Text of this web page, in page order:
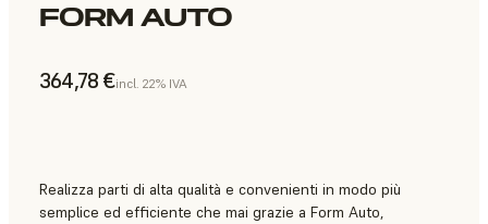
FORM AUTO
364,78 €incl. 22% IVA
Realizza parti di alta qualità e convenienti in modo più
semplice ed efficiente che mai grazie a Form Auto,